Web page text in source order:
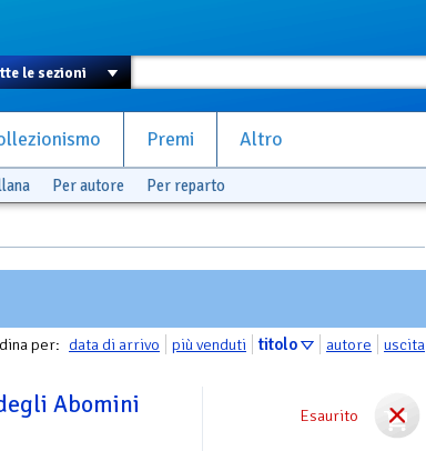
Premi Altro
Per autore Per reparto
per: data di arrivo più venduti titolo autore uscita
Esaurito
Abomini